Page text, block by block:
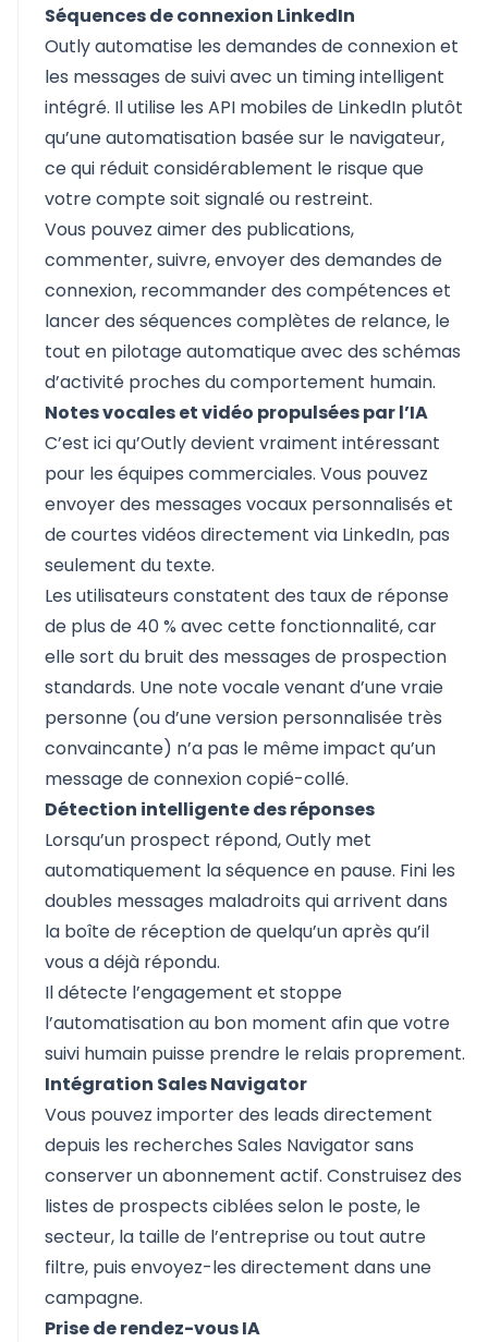
Séquences de connexion LinkedIn
Outly automatise les demandes de connexion et
les messages de suivi avec un timing intelligent
intégré. Il utilise les API mobiles de LinkedIn plutôt
qu’une automatisation basée sur le navigateur,
ce qui réduit considérablement le risque que
votre compte soit signalé ou restreint.
Vous pouvez aimer des publications,
commenter, suivre, envoyer des demandes de
connexion, recommander des compétences et
lancer des séquences complètes de relance, le
tout en pilotage automatique avec des schémas
d’activité proches du comportement humain.
Notes vocales et vidéo propulsées par l’IA
C’est ici qu’Outly devient vraiment intéressant
pour les équipes commerciales. Vous pouvez
envoyer des messages vocaux personnalisés et
de courtes vidéos directement via LinkedIn, pas
seulement du texte.
Les utilisateurs constatent des taux de réponse
de plus de 40 % avec cette fonctionnalité, car
elle sort du bruit des messages de prospection
standards. Une note vocale venant d’une vraie
personne (ou d’une version personnalisée très
convaincante) n’a pas le même impact qu’un
message de connexion copié-collé.
Détection intelligente des réponses
Lorsqu’un prospect répond, Outly met
automatiquement la séquence en pause. Fini les
doubles messages maladroits qui arrivent dans
la boîte de réception de quelqu’un après qu’il
vous a déjà répondu.
Il détecte l’engagement et stoppe
l’automatisation au bon moment afin que votre
suivi humain puisse prendre le relais proprement.
Intégration Sales Navigator
Vous pouvez importer des leads directement
depuis les recherches Sales Navigator sans
conserver un abonnement actif. Construisez des
listes de prospects ciblées selon le poste, le
secteur, la taille de l’entreprise ou tout autre
filtre, puis envoyez-les directement dans une
campagne.
Prise de rendez-vous IA